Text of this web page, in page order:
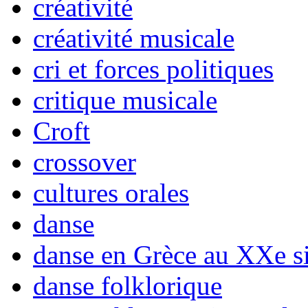
créativité
créativité musicale
cri et forces politiques
critique musicale
Croft
crossover
cultures orales
danse
danse en Grèce au XXe
danse folklorique